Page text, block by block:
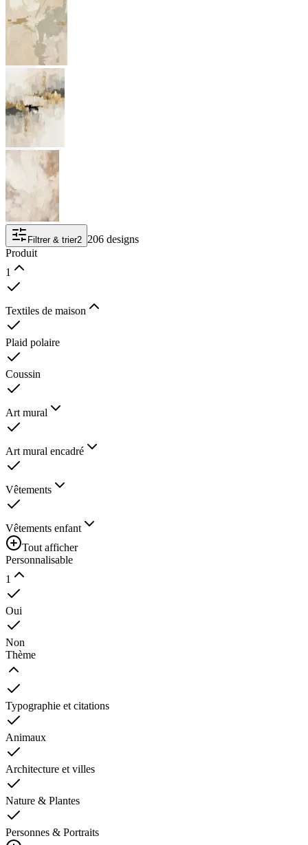
Filtrer & trier2 206 designs
Produit
1
Textiles de maison
Plaid polaire
Coussin
Art mural
Art mural encadré
Vêtements
Vêtements enfant
Tout afficher
Personnalisable
1
Oui
Non
Thème
Typographie et citations
Animaux
Architecture et villes
Nature & Plantes
Personnes & Portraits